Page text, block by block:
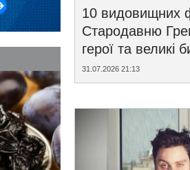
10 видовищних
Стародавню
герої та великі
31.07.2026 21:13